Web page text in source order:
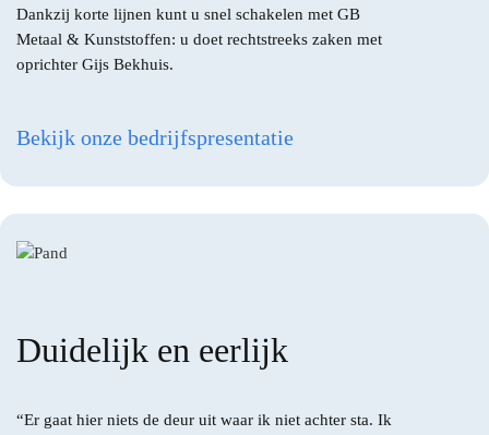
Dankzij korte lijnen kunt u snel schakelen met GB
Metaal & Kunststoffen: u doet rechtstreeks zaken met
oprichter Gijs Bekhuis.
Bekijk onze bedrijfspresentatie
Duidelijk en eerlijk
“Er gaat hier niets de deur uit waar ik niet achter sta. Ik